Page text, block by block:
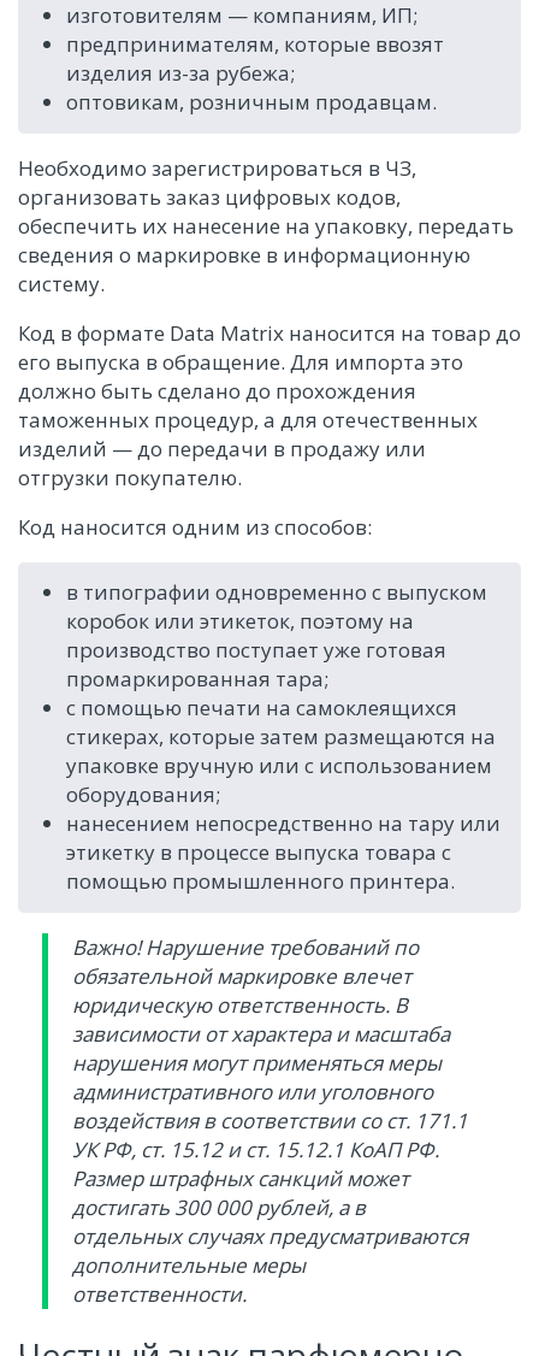
изготовителям — компаниям, ИП;
предпринимателям, которые ввозят
изделия из-за рубежа;
оптовикам, розничным продавцам.
Необходимо зарегистрироваться в ЧЗ,
организовать заказ цифровых кодов,
обеспечить их нанесение на упаковку, передать
сведения о маркировке в информационную
систему.
Код в формате Data Matrix наносится на товар до
его выпуска в обращение. Для импорта это
должно быть сделано до прохождения
таможенных процедур, а для отечественных
изделий — до передачи в продажу или
отгрузки покупателю.
Код наносится одним из способов:
в типографии одновременно с выпуском
коробок или этикеток, поэтому на
производство поступает уже готовая
промаркированная тара;
с помощью печати на самоклеящихся
стикерах, которые затем размещаются на
упаковке вручную или с использованием
оборудования;
нанесением непосредственно на тару или
этикетку в процессе выпуска товара с
помощью промышленного принтера.
Важно! Нарушение требований по
обязательной маркировке влечет
юридическую ответственность. В
зависимости от характера и масштаба
нарушения могут применяться меры
административного или уголовного
воздействия в соответствии со ст. 171.1
УК РФ, ст. 15.12 и ст. 15.12.1 КоАП РФ.
Размер штрафных санкций может
достигать 300 000 рублей, а в
отдельных случаях предусматриваются
дополнительные меры
ответственности.